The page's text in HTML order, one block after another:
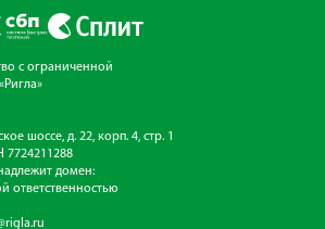
с ограниченной
шоссе, д. 22, корп. 4, стр. 1
7724211288
домен:
ответственностью